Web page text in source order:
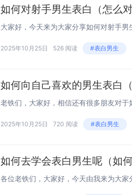
如何对射手男生表白（怎么
2025年10月25日 526 阅读 #表白男生
如何向自己喜欢的男生表白
2025年10月25日 720 阅读 #表白男生
如何去学会表白男生呢（如